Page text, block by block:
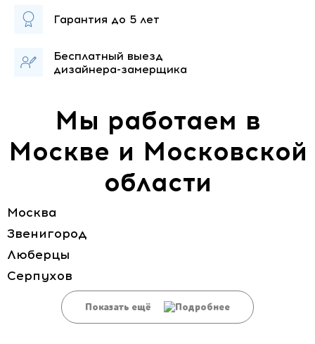
Гарантия до 5 лет
Бесплатный выезд
дизайнера-замерщика
Мы работаем в
Москве и Московской
области
Москва
Звенигород
Люберцы
Серпухов
Показать ещё